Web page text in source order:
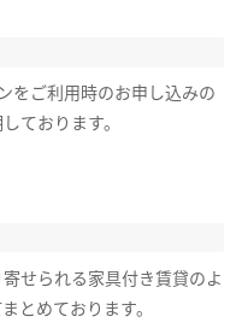
をご利用時のお申し込みの
ております。
せられる家具付き賃貸のよ
とめております。